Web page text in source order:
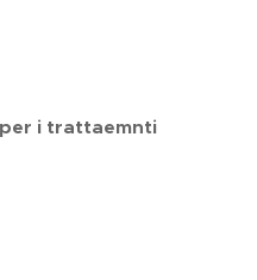
i trattaemnti